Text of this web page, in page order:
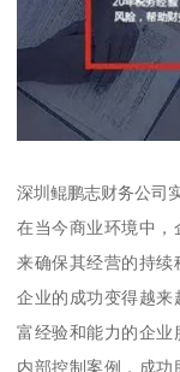
深圳鲲鹏志财务公司
在当今商业环境中，
来确保其经营的持续
企业的成功变得越来
富经验和能力的企业
内部控制案例，成功